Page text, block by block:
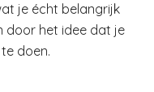
je écht belangrijk
door het idee dat je
doen.